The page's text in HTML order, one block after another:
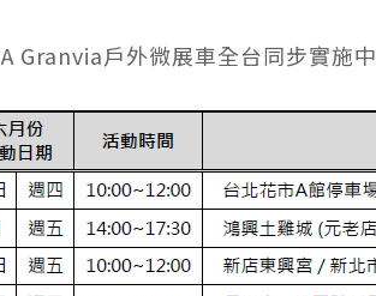
Granvia戶外微展車全台同步實施